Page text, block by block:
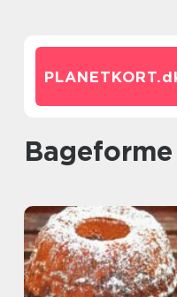
PLANETKORT.
Bageforme